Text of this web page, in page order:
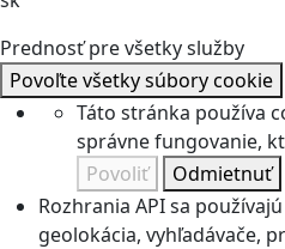
Prednosť pre všetky služby
Povoľte všetky súbory cookie
Táto stránka používa
správne fungovanie,
Povoliť
Odmietnuť
Rozhrania API sa
geolokácia, vyhľadávače,